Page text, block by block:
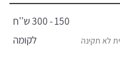
לא תקינה
150 - 300 ש''ח
לקומה